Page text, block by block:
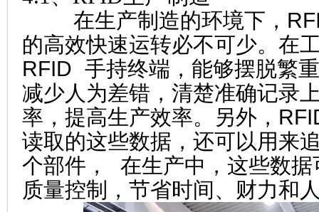
在生产制造的环境下，
的高效快速运转必不可少。在
RFID 手持终端，能够摆脱繁
减少人为差错，清楚准确记录
率，提高生产效率。另外，
读取的这些数据，还可以用来
个部件， 在生产中，这些数
质量控制，节省时间、财力和